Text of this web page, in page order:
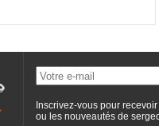
Inscrivez-vous pour
ou les nouveautés de